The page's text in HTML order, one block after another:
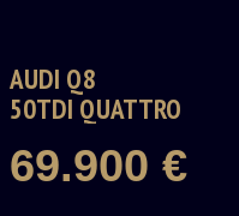
AUDI Q8
50TDI QUATTRO
69.900 €